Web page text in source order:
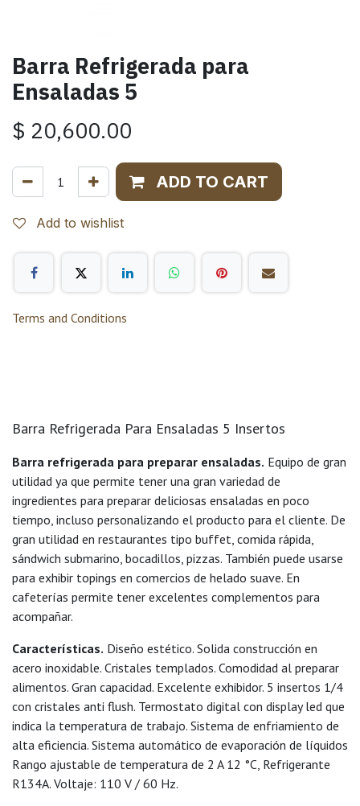
Barra Refrigerada para
Ensaladas 5
$ 20,600.00
ADD TO CART
Add to wishlist
Terms and Conditions
Barra Refrigerada Para Ensaladas 5 Insertos
Barra refrigerada para preparar ensaladas. Equipo de gran
utilidad ya que permite tener una gran variedad de
ingredientes para preparar deliciosas ensaladas en poco
tiempo, incluso personalizando el producto para el cliente. De
gran utilidad en restaurantes tipo buffet, comida rápida,
sándwich submarino, bocadillos, pizzas. También puede usarse
para exhibir topings en comercios de helado suave. En
cafeterías permite tener excelentes complementos para
acompañar.
Características. Diseño estético. Solida construcción en
acero inoxidable. Cristales templados. Comodidad al preparar
alimentos. Gran capacidad. Excelente exhibidor. 5 insertos 1/4
con cristales anti flush. Termostato digital con display led que
indica la temperatura de trabajo. Sistema de enfriamiento de
alta eficiencia. Sistema automático de evaporación de líquidos
Rango ajustable de temperatura de 2 A 12 °C, Refrigerante
R134A. Voltaje: 110 V / 60 Hz.